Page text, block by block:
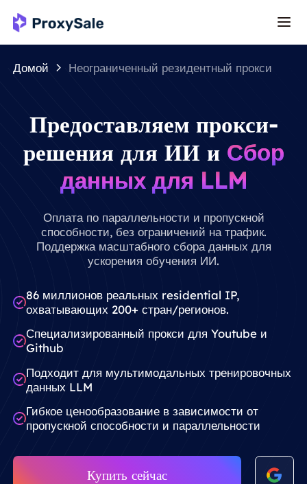
Домой Неограниченный резидентный прокси
Предоставляем прокси-
решения для ИИ и Сбор
данных для LLM
Оплата по параллельности и пропускной
способности, без ограничений на трафик.
Поддержка масштабного сбора данных для
ускорения обучения ИИ.
86 миллионов реальных residential IP,
охватывающих 200+ стран/регионов.
Специализированный прокси для Youtube и
Github
Подходит для мультимодальных тренировочных
данных LLM
Гибкое ценообразование в зависимости от
пропускной способности и параллельности
Купить сейчас